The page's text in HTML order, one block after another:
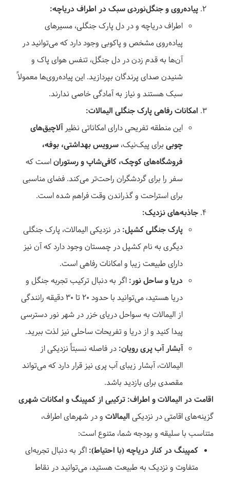
پیاده‌روی و جنگل‌نوردی سبک در اطراف دریاچه:
اطراف دریاچه و در دل پارک جنگلی، مسیرهای
پیاده‌روی مشخص و پاکوبی وجود دارد که می‌توانید در
آن‌ها به قدم زدن در دل جنگل، تنفس هوای پاک و
شنیدن صدای پرندگان بپردازید. این پیاده‌روی‌ها معمولاً
سبک هستند و نیاز به آمادگی خاصی ندارند.
امکانات رفاهی پارک جنگلی الیمالات:
این منطقه تفریحی دارای امکاناتی نظیرآلاچیق‌های
چوبی برای پیک‌نیک، سرویس بهداشتی، بوفه،
فروشگاه‌های کوچک، کافی‌شاپ و رستوراناست که
سفر را برای گردشگران راحت‌تر می‌کند. فضای مناسبی
برای استراحت و گذراندن وقت فراهم شده است.
جاذبه‌های نزدیک:
پارک جنگلی کشپل: در نزدیکی الیمالات، پارک جنگلی
دیگری به نام کشپل در چمستان وجود دارد که آن نیز
دارای طبیعت زیبا و امکانات رفاهی است.
دریا و ساحل نور: اگر به دنبال ترکیب تجربه جنگل و
دریا هستید، می‌توانید با حدود ۲۰ تا ۳۰ دقیقه رانندگی
از الیمالات به سواحل دریای خزر در شهر نور دسترسی
پیدا کنید و از دریا و تفریحات ساحلی نیز لذت ببرید.
آبشار آب پری رویان: در فاصله نسبتاً نزدیکی از
الیمالات، آبشار زیبای آب پری نیز قرار دارد که می‌تواند
مقصدی برای بازدید باشد.
اقامت در الیمالات و اطراف: ترکیبی از کمپینگ و امکانات شهری
گزینه‌های اقامتی در نزدیکی الیمالات و در شهرهای اطراف،
متناسب با سلیقه و بودجه شما، متنوع است:
کمپینگ در کنار دریاچه (با احتیاط): اگر به دنبال تجربه‌ای
متفاوت و نزدیک به طبیعت هستید، می‌توانید در نقاط